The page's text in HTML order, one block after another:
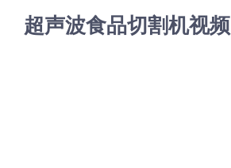
超声波食品切割机视频